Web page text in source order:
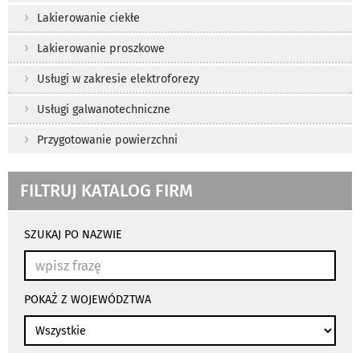
Lakierowanie ciekłe
Lakierowanie proszkowe
Usługi w zakresie elektroforezy
Usługi galwanotechniczne
Przygotowanie powierzchni
FILTRUJ KATALOG FIRM
wyszukiwania
automatycznie
SZUKAJ PO NAZWIE
POKAŻ Z WOJEWÓDZTWA